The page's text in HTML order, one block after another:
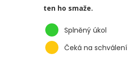
ten ho smaže.
Splněný úkol
Čeká na schválení